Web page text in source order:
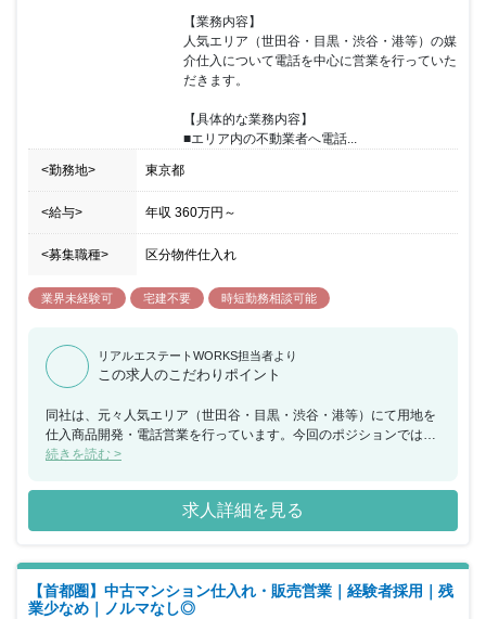
【業務内容】
人気エリア（世田谷・目黒・渋谷・港等）の媒
介仕入について電話を中心に営業を行っていた
だきます。
【具体的な業務内容】
■エリア内の不動業者へ電話...
<勤務地> 東京都
<給与> 年収 360万円 ～
<募集職種> 区分物件仕入れ
業界未経験可 宅建不要 時短勤務相談可能
リアルエステートWORKS担当者より
この求人のこだわりポイント
同社は、元々人気エリア（世田谷・目黒・渋谷・港等）にて用地を
仕入商品開発・電話営業を行っています。今回のポジションでは情
報分析力、提案力、交渉力等ビジネスにおいて非常に有益なスキル
業として立ちあがったばかりとなります。その為活躍することによ
り、将来的には幹部ポジション（管理職・経営層）が狙えます。ま
た、個人の裁量が大きいので、活躍することで収入も大きく増やす
させる実力主義の人事制度を設けています。原則残業禁止となって
おり、不動産業界では珍しいかと思います。その為、ワークバラン
スもよく自己啓発の学習や世帯者であれば家族と時間が有意義に過
続きを読む >
求人詳細を見る
【首都圏】中古マンション仕入れ・販売営業｜経験者採用｜残
業少なめ｜ノルマなし◎